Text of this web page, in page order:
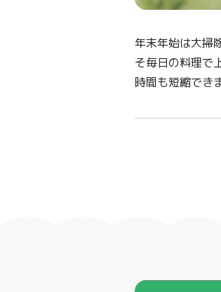
年末年始は大掃
そ毎日の料理で
時間も短縮でき